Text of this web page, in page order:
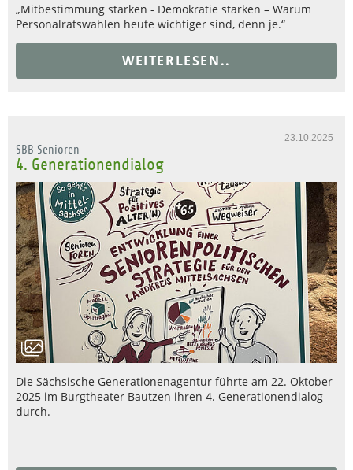
„Mitbestimmung stärken - Demokratie stärken – Warum
Personalratswahlen heute wichtiger sind, denn je.“
WEITERLESEN..
23.10.2025
SBB Senioren
4. Generationendialog
Die Sächsische Generationenagentur führte am 22. Oktober
2025 im Burgtheater Bautzen ihren 4. Generationendialog
durch.